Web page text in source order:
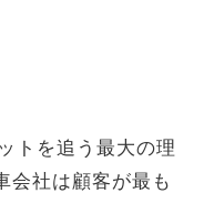
トを追う最大の理
会社は顧客が最も